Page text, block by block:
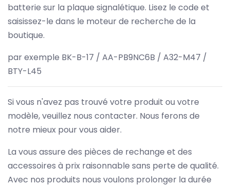
batterie sur la plaque signalétique. Lisez le code et
saisissez-le dans le moteur de recherche de la
boutique.
par exemple BK-B-17 / AA-PB9NC6B / A32-M47 /
BTY-L45
Si vous n'avez pas trouvé votre produit ou votre
modèle, veuillez nous contacter. Nous ferons de
notre mieux pour vous aider.
La vous assure des pièces de rechange et des
accessoires à prix raisonnable sans perte de qualité.
Avec nos produits nous voulons prolonger la durée